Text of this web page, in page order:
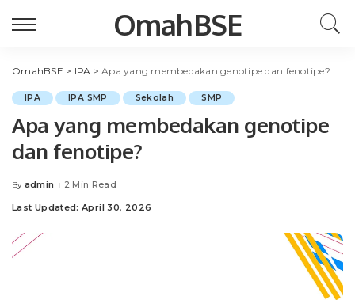
OmahBSE
OmahBSE > IPA >Apa yang membedakan genotipe dan fenotipe?
IPA IPA SMP Sekolah SMP
Apa yang membedakan genotipe
dan fenotipe?
Posted
By admin 2 Min Read
Last Updated: April 30, 2026